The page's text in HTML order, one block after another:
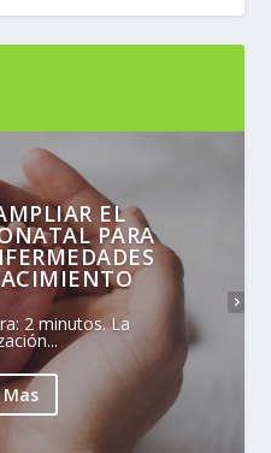
EL
PARA
2 minutos. La
Mas